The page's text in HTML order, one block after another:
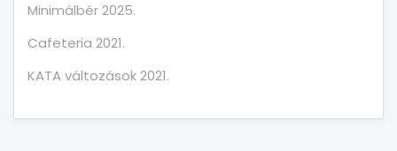
Minimálbér 2025.
Cafeteria 2021.
KATA változások 2021.